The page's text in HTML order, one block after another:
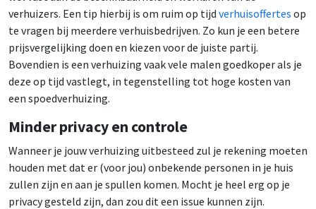
verhuizers. Een tip hierbij is om ruim op tijd verhuisoffertes op
te vragen bij meerdere verhuisbedrijven. Zo kun je een betere
prijsvergelijking doen en kiezen voor de juiste partij.
Bovendien is een verhuizing vaak vele malen goedkoper als je
deze op tijd vastlegt, in tegenstelling tot hoge kosten van
een spoedverhuizing.
Minder privacy en controle
Wanneer je jouw verhuizing uitbesteed zul je rekening moeten
houden met dat er (voor jou) onbekende personen in je huis
zullen zijn en aan je spullen komen. Mocht je heel erg op je
privacy gesteld zijn, dan zou dit een issue kunnen zijn.